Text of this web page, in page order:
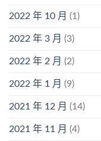
2022 年 10 月 (1)
2022 年 3 月 (3)
2022 年 2 月 (2)
2022 年 1 月 (9)
2021 年 12 月 (14)
2021 年 11 月 (4)